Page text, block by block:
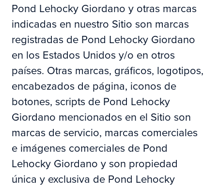
Pond Lehocky Giordano y otras marcas
indicadas en nuestro Sitio son marcas
registradas de Pond Lehocky Giordano
en los Estados Unidos y/o en otros
países. Otras marcas, gráficos, logotipos,
encabezados de página, iconos de
botones, scripts de Pond Lehocky
Giordano mencionados en el Sitio son
marcas de servicio, marcas comerciales
e imágenes comerciales de Pond
Lehocky Giordano y son propiedad
única y exclusiva de Pond Lehocky